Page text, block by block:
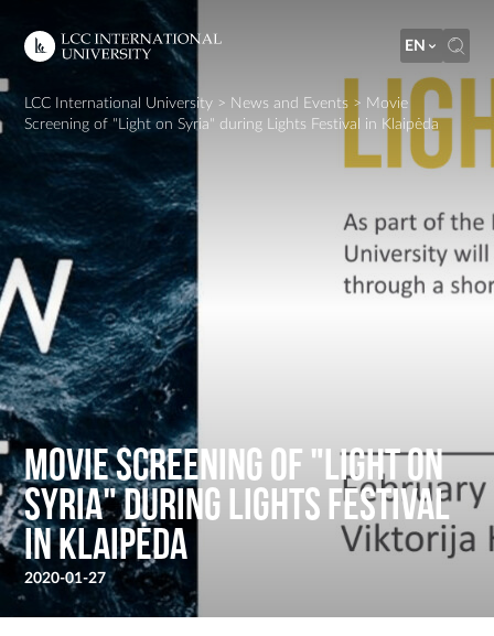
EN
LCC International University > News and Events > Movie
Screening of "Light on Syria" during Lights Festival in Klaipėda
Movie Screening of "Light on
Syria" during Lights Festival
in Klaipėda
2020-01-27